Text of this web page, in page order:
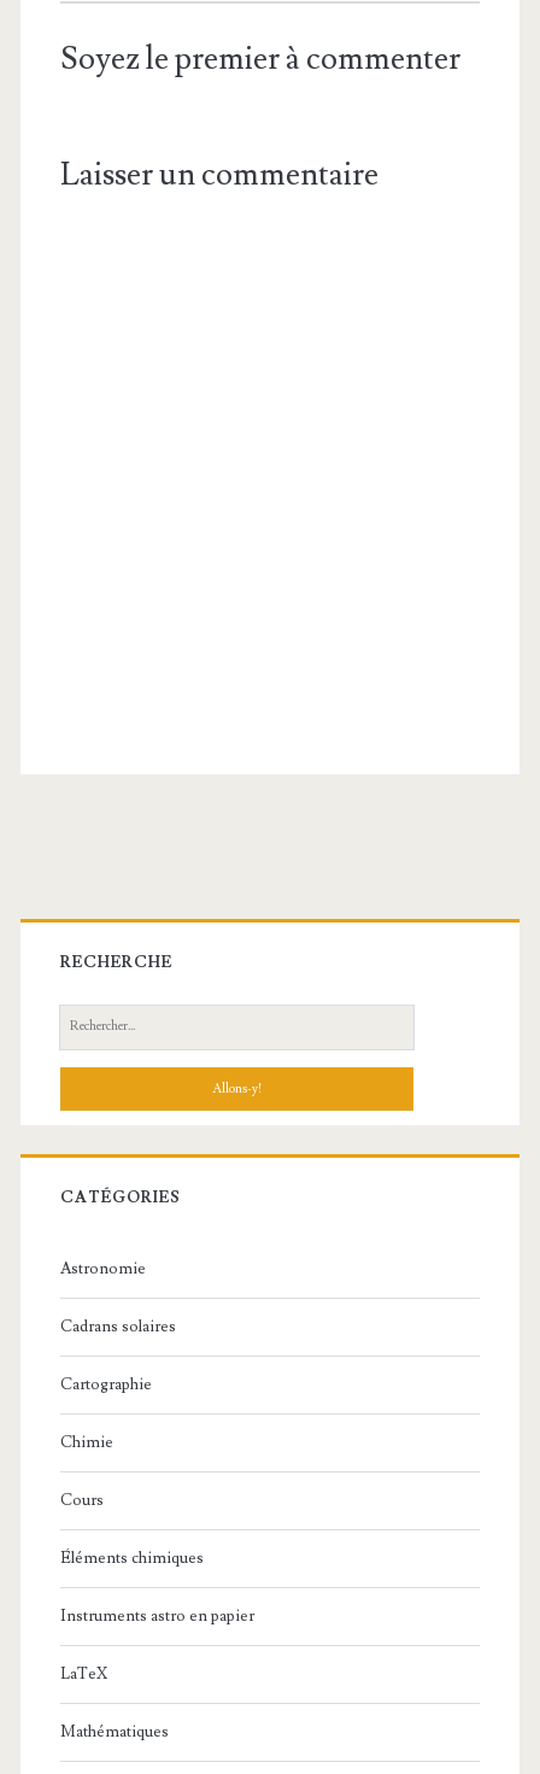
Soyez le premier à commenter
Laisser un commentaire
Barre
latérale
principale
RECHERCHE
Recherche:
CATÉGORIES
Astronomie
Cadrans solaires
Cartographie
Chimie
Cours
Éléments chimiques
Instruments astro en papier
LaTeX
Mathématiques